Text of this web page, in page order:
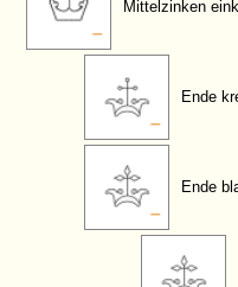
Mittelzinken
Ende
Ende